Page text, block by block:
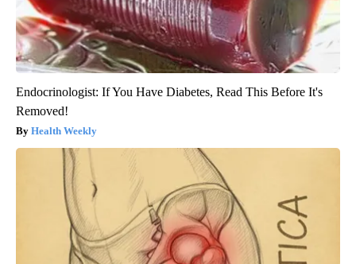
Endocrinologist: If You Have Diabetes, Read This Before It's
Removed!
Health Weekly